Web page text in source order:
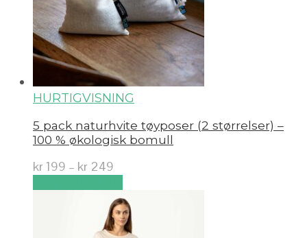
HURTIGVISNING
5 pack naturhvite tøyposer (2 størrelser) –
100 % økologisk bomull
kr 199 – kr 249